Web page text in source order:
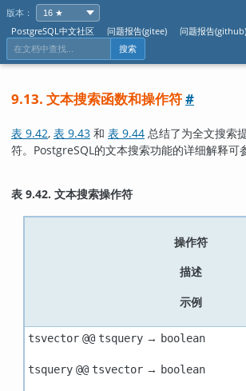
版本：
PostgreSQL中文社区
问题报告(gitee) 问题报告(github)
搜索
9.13. 文本搜索函数和操作符#
表 9.42, 表 9.43 和 表 9.44 总结了为全文搜索
符。 PostgreSQL的文本搜索功能的详细解释可
表 9.42. 文本搜索操作符
操作符
描述
示例
tsvector @@ tsquery→ boolean
tsquery @@ tsvector→ boolean